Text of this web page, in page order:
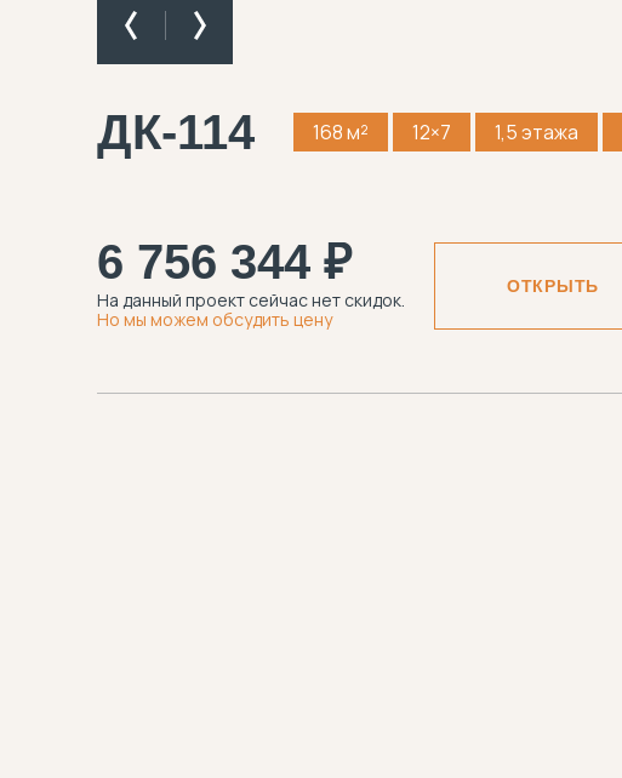
ДК-114 168 м² 12×7 1,5 этажа
6 756 344 ₽
На данный проект сейчас нет скидок.
Но мы можем обсудить цену
ОТКРЫТЬ